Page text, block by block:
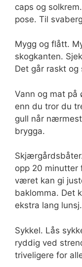
caps og
pose. Til
Mygg og flått.
skogkanten.
Det går raskt og
Vann og mat på
enn du tror du
gull når
brygga.
opp 20 minutter
været kan gi
baklomma. Det
ekstra lang lunsj.
Sykkel. Lås
ryddig ved
triveligere for